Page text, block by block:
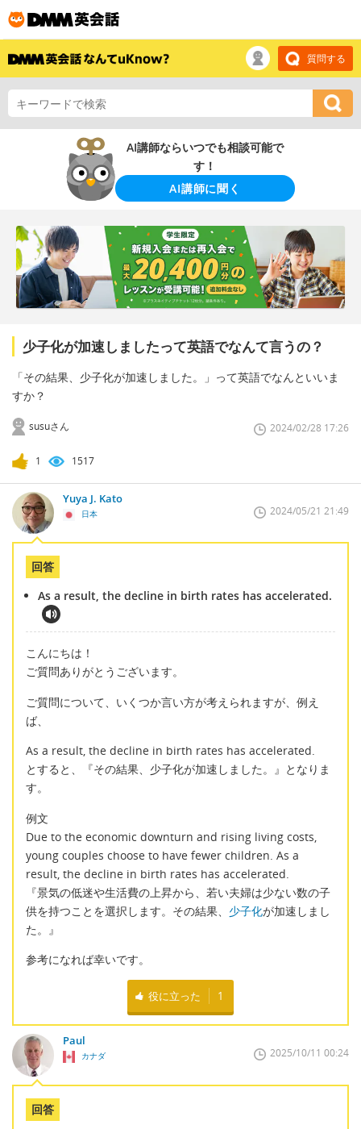
質問する
AI講師ならいつでも相談可能で
す！
AI講師に聞く
少子化が加速しましたって英語でなんて言うの？
「その結果、少子化が加速しました。」って英語でなんといいま
すか？
susuさん 2024/02/28 17:26
1 1517
Yuya J. Kato
日本 2024/05/21 21:49
回答
As a result, the decline in birth rates has accelerated.
こんにちは！
ご質問ありがとうございます。
ご質問について、いくつか言い方が考えられますが、例え
ば、
As a result, the decline in birth rates has accelerated.
とすると、『その結果、少子化が加速しました。』となりま
す。
例文
Due to the economic downturn and rising living costs,
young couples choose to have fewer children. As a
result, the decline in birth rates has accelerated.
『景気の低迷や生活費の上昇から、若い夫婦は少ない数の子
供を持つことを選択します。その結果、 少子化が加速しまし
た。』
参考になれば幸いです。
役に立った 1
Paul
カナダ 2025/10/11 00:24
回答